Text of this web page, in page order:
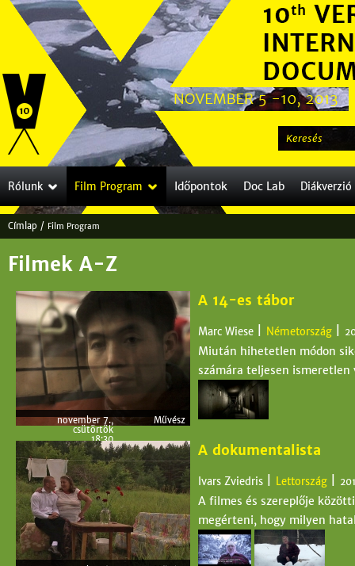
Jump to navigation
e
e
s
J
e
g
h
Címlap / Film Program
Filmek A-Z
november 7.,
csütörtök
18:30
Művész
angol és magyar felirat
november 8.,
péntek 17:30
Cirkó
angol és magyar felirat
november 9.,
szombat
15:00
Toldi mozi
angol és magyar felirat
A 14-es tábor
Marc Wiese Németország
Miután hihetetlen módon
számára teljesen ismeretlen
A dokumentalista
Ivars Zviedris Lettország
A filmes és szereplője
megérteni, hogy milyen
Rólunk Film Program Időpontok Doc Lab Diákverzió